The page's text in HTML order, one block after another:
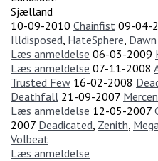
Sjælland
10-09-2010 Chainfist 09-04-
Illdisposed HateSphere
Læs anmeldelse 06-03-2009
Læs anmeldelse 07-11-2008
Trusted Few 16-02-2008
Deathfall 21-09-2007
Læs anmeldelse 12-05-2007
2007 Deadicated Zenith
Volbeat
Læs anmeldelse